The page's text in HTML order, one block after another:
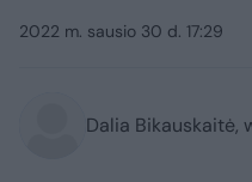
2022 m. sausio 30 d. 17:29
Dalia Bikauskaitė,